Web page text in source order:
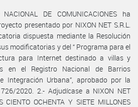
DE COMUNICACIONES ha
presentado por NIXON NET S.R.L.
dispuesta mediante la Resolución
modificatorias y del “ Programa para el
para Internet destinado a villas y
en el Registro Nacional de Barrios
Integración Urbana”, aprobado por la
726/2020. 2.- Adjudícase a NIXON NET
CIENTO OCHENTA Y SIETE MILLONES